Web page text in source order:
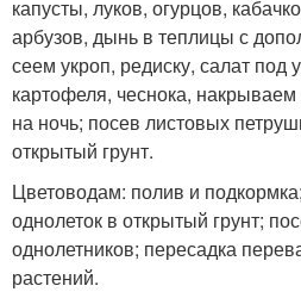
капусты, луков, огурцов,
арбузов, дынь в теплицы с
сеем укроп, редиску, салат под
картофеля, чеснока,
на ночь; посев листовых
открытый грунт.
Цветоводам: полив и
однолеток в открытый грунт;
однолетников; пересадка
растений.